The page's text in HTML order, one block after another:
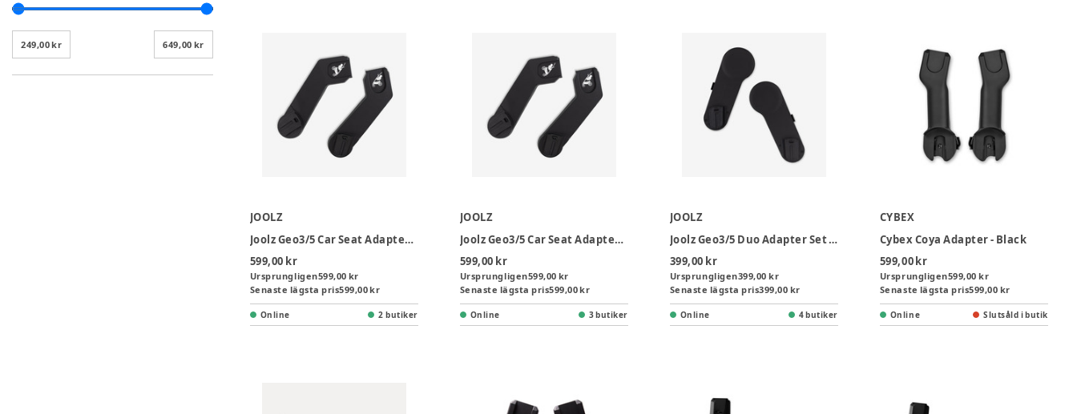
249,00 kr 649,00 kr
JOOLZ
Joolz Geo3/5 Car Seat Adapter Set Upper
599,00 kr
Ursprungligen599,00 kr
Senaste lägsta pris599,00 kr
Online 2 butiker
JOOLZ
Joolz Geo3/5 Car Seat Adapter Set Lower
599,00 kr
Ursprungligen599,00 kr
Senaste lägsta pris599,00 kr
Online 3 butiker
JOOLZ
Joolz Geo3/5 Duo Adapter Set Upper Cot
399,00 kr
Ursprungligen399,00 kr
Senaste lägsta pris399,00 kr
Online 4 butiker
CYBEX
Cybex Coya Adapter - Black
599,00 kr
Ursprungligen599,00 kr
Senaste lägsta pris599,00 kr
Online Slutsåld i butik